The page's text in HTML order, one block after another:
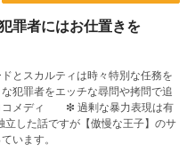
罪者にはお仕置きを
とスカルティは時々特別な任務を
犯罪者をエッチな尋問や拷問で追
過剰な暴力表現は有
います。